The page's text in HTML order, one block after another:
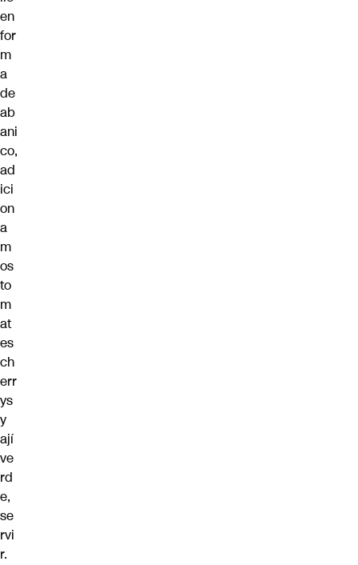
en
for
m
a
de
ab
ani
co,
ad
ici
on
a
m
os
to
m
at
es
ch
err
ys
y
ají
ve
rd
e,
se
rvi
r.